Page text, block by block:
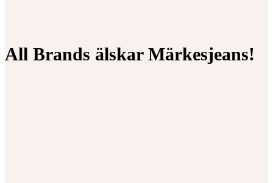
All Brands älskar Märkesjeans!